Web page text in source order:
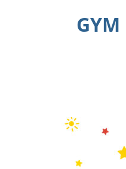
GYM